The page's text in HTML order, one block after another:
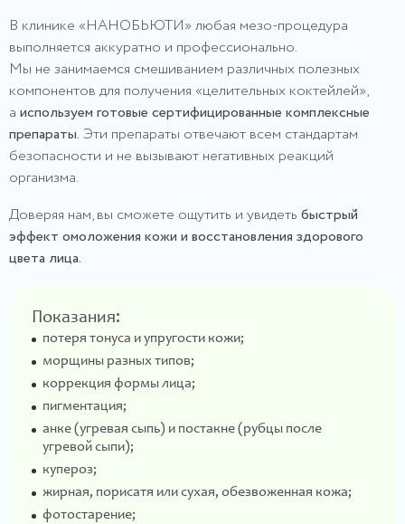
В клинике «НАНОБЬЮТИ» любая мезо-процедура
выполняется аккуратно и профессионально.
Мы не занимаемся смешиванием различных полезных
компонентов для получения «целительных коктейлей»,
а используем готовые сертифицированные комплексные
препараты. Эти препараты отвечают всем стандартам
безопасности и не вызывают негативных реакций
организма.
Доверяя нам, вы сможете ощутить и увидеть быстрый
эффект омоложения кожи и восстановления здорового
цвета лица.
Показания:
потеря тонуса и упругости кожи;
морщины разных типов;
коррекция формы лица;
пигментация;
анке (угревая сыпь) и постакне (рубцы после
угревой сыпи);
купероз;
жирная, порисатя или сухая, обезвоженная кожа;
фотостарение;